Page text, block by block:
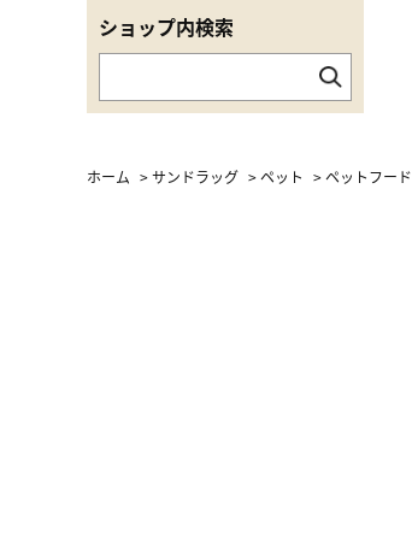
ショップ内検索
ホーム >サンドラッグ >ペット >ペットフード